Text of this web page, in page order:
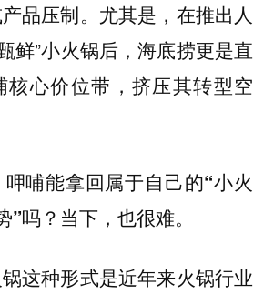
品压制。尤其是，在推出人
鲜”小火锅后，海底捞更是直
核心价位带，挤压其转型空
哺能拿回属于自己的“小火
吗？当下，也很难。
这种形式是近年来火锅行业